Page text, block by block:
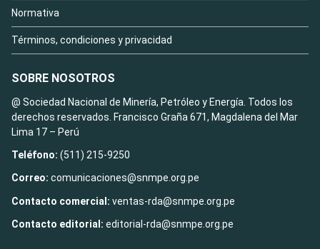
Normativa
Términos, condiciones y privacidad
SOBRE NOSOTROS
@ Sociedad Nacional de Minería, Petróleo y Energía. Todos los
derechos reservados. Francisco Graña 671, Magdalena del Mar
Lima 17 – Perú
Teléfono: (511) 215-9250
Correo: comunicaciones@snmpe.org.pe
Contacto comercial: ventas-rda@snmpe.org.pe
Contacto editorial: editorial-rda@snmpe.org.pe